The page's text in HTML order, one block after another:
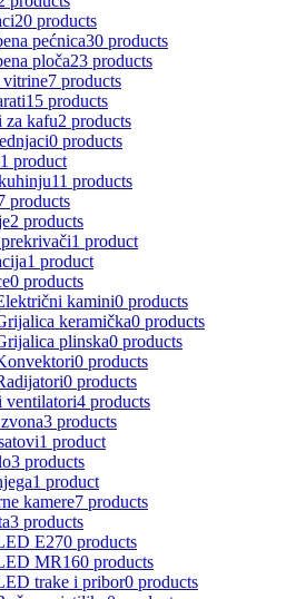
20 products
pećnica30 products
ploča23 products
vitrine7 products
15 products
za kafu2 products
0 products
1 product
11 products
products
2 products
1 product
1 product
0 products
kamini0 products
keramička0 products
plinska0 products
0 products
0 products
ventilatori4 products
3 products
1 product
3 products
1 product
kamere7 products
3 products
E270 products
MR160 products
trake i pribor0 products